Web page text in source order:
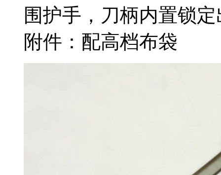
围护手，刀柄内置锁
附件：配高档布袋